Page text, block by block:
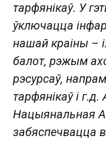
тарфянікаў. У
ўключацца
нашай краіны –
балот, рэжым
рэсурсаў,
тарфянікаў і
Нацыянальная
забяспечвацца